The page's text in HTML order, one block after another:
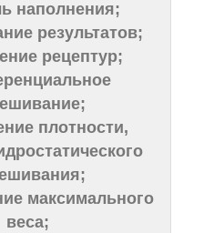
наполнения;
результатов;
рецептур;
плотности,
максимального
веса;